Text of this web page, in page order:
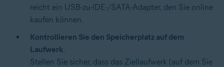
reicht ein USB-zu-IDE-/SATA-Adapter, den Sie online
kaufen können.
Kontrollieren Sie den Speicherplatz auf dem
Laufwerk.
Stellen Sie sicher, dass das Ziellaufwerk (auf dem Sie